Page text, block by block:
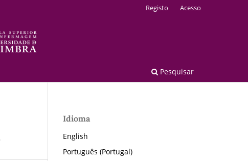
Pesquisar
Registo Acesso
Idioma
English
Português (Portugal)